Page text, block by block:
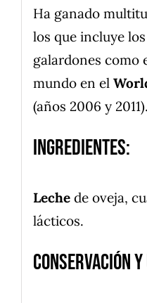
Ha ganado
los que incluye
galardones como
mundo en el
(años 2006 y 2011).
Ingredientes:
Lechede oveja,
lácticos.
Conservación y